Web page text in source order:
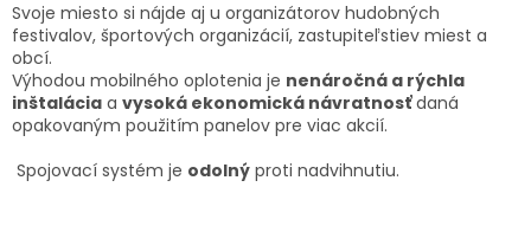
Svoje miesto si nájde aj u organizátorov hudobných
festivalov, športových organizácií, zastupiteľstiev miest a
obcí.
Výhodou mobilného oplotenia je nenáročná a rýchla
inštalácia a vysoká ekonomická návratnosťdaná
opakovaným použitím panelov pre viac akcií.
Spojovací systém je odolný proti nadvihnutiu.